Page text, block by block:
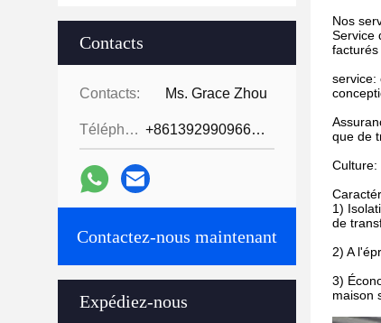
Contacts
Contacts: Ms. Grace Zhou
Téléphone: +8613929909663--13690711186
Contactez-nous maintenant
Expédiez-nous
Nos
Service
service:
que de
Culture:
1)
de
2) A
3)
maison